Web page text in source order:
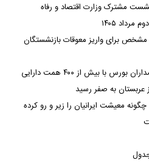
مشترک وزارت اقتصاد و رفاه
۱۴۰۵
برای واریز معوقات بازنشستگان
با بیش از ۴۰۰ همت دارایی
عربستان به صفر رسید
چگونه معیشت ایرانیان را زیر و رو کرده